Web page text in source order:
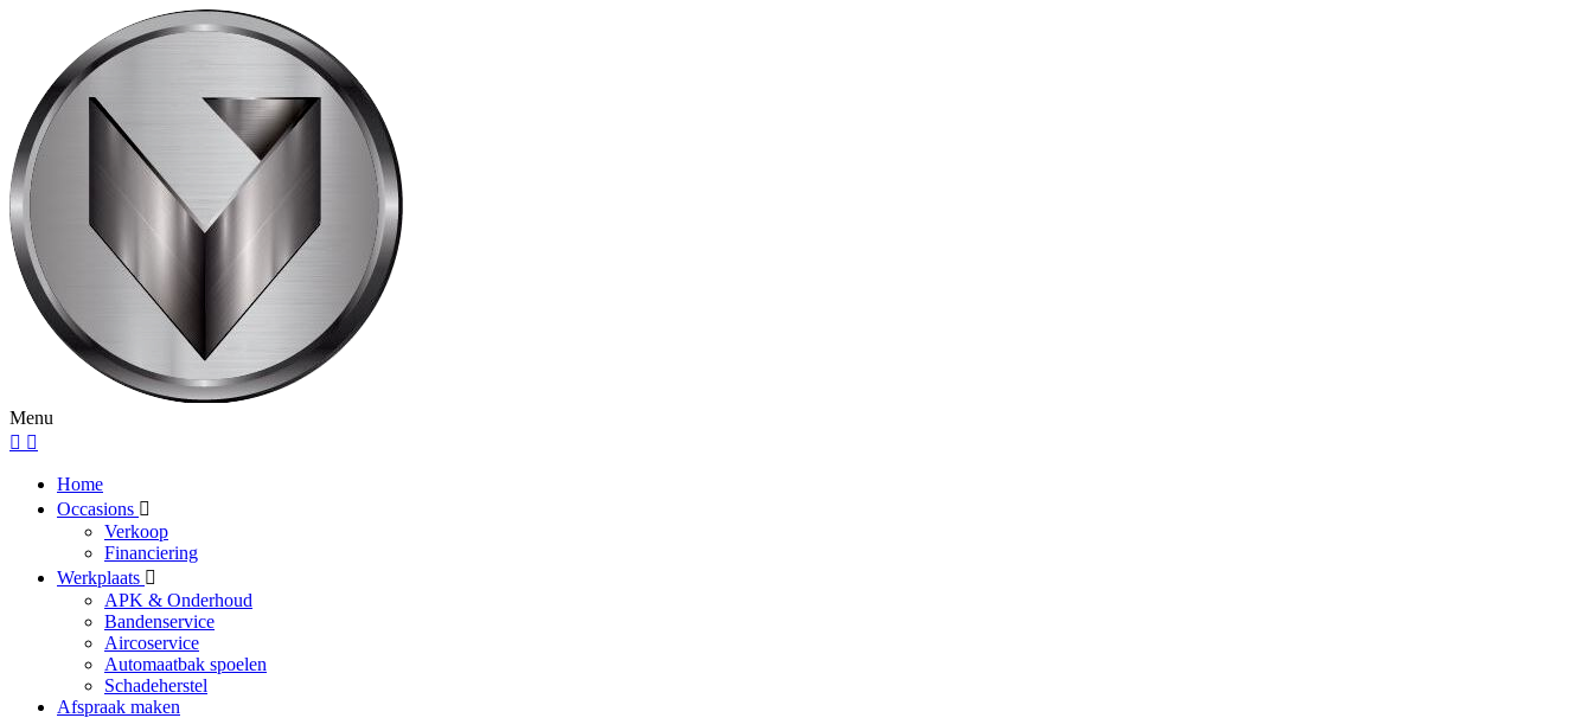
Menu
Home
Occasions
Verkoop
Financiering
Werkplaats
APK & Onderhoud
Bandenservice
Aircoservice
Automaatbak spoelen
Schadeherstel
Afspraak maken